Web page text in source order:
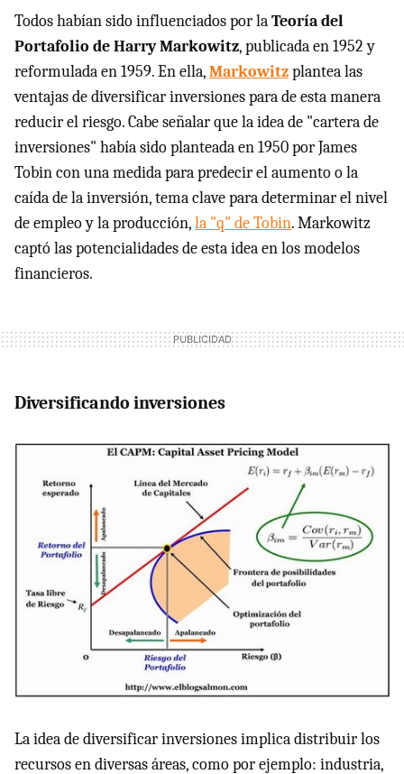
Todos habían sido influenciados por laTeoría del
Portafolio de Harry Markowitz, publicada en 1952 y
reformulada en 1959. En ella,Markowitzplantea las
ventajas de diversificar inversiones para de esta manera
reducir el riesgo. Cabe señalar que la idea de "cartera de
inversiones" había sido planteada en 1950 por James
Tobin con una medida para predecir el aumento o la
caída de la inversión, tema clave para determinar el nivel
de empleo y la producción,la "q" de Tobin. Markowitz
captó las potencialidades de esta idea en los modelos
financieros.
Diversificando inversiones
La idea de diversificar inversiones implica distribuir los
recursos en diversas áreas, como por ejemplo: industria,